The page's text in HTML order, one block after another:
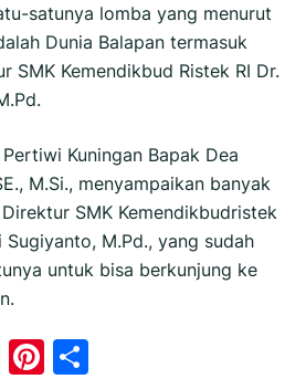
satunya lomba yang menurut
Dunia Balapan termasuk
SMK Kemendikbud Ristek RI Dr.
Kuningan Bapak Dea
M.Si., menyampaikan banyak
SMK Kemendikbudristek
Sugiyanto, M.Pd., yang sudah
untuk bisa berkunjung ke
WhatsApp
Pinterest